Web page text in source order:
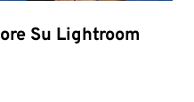
Su Lightroom